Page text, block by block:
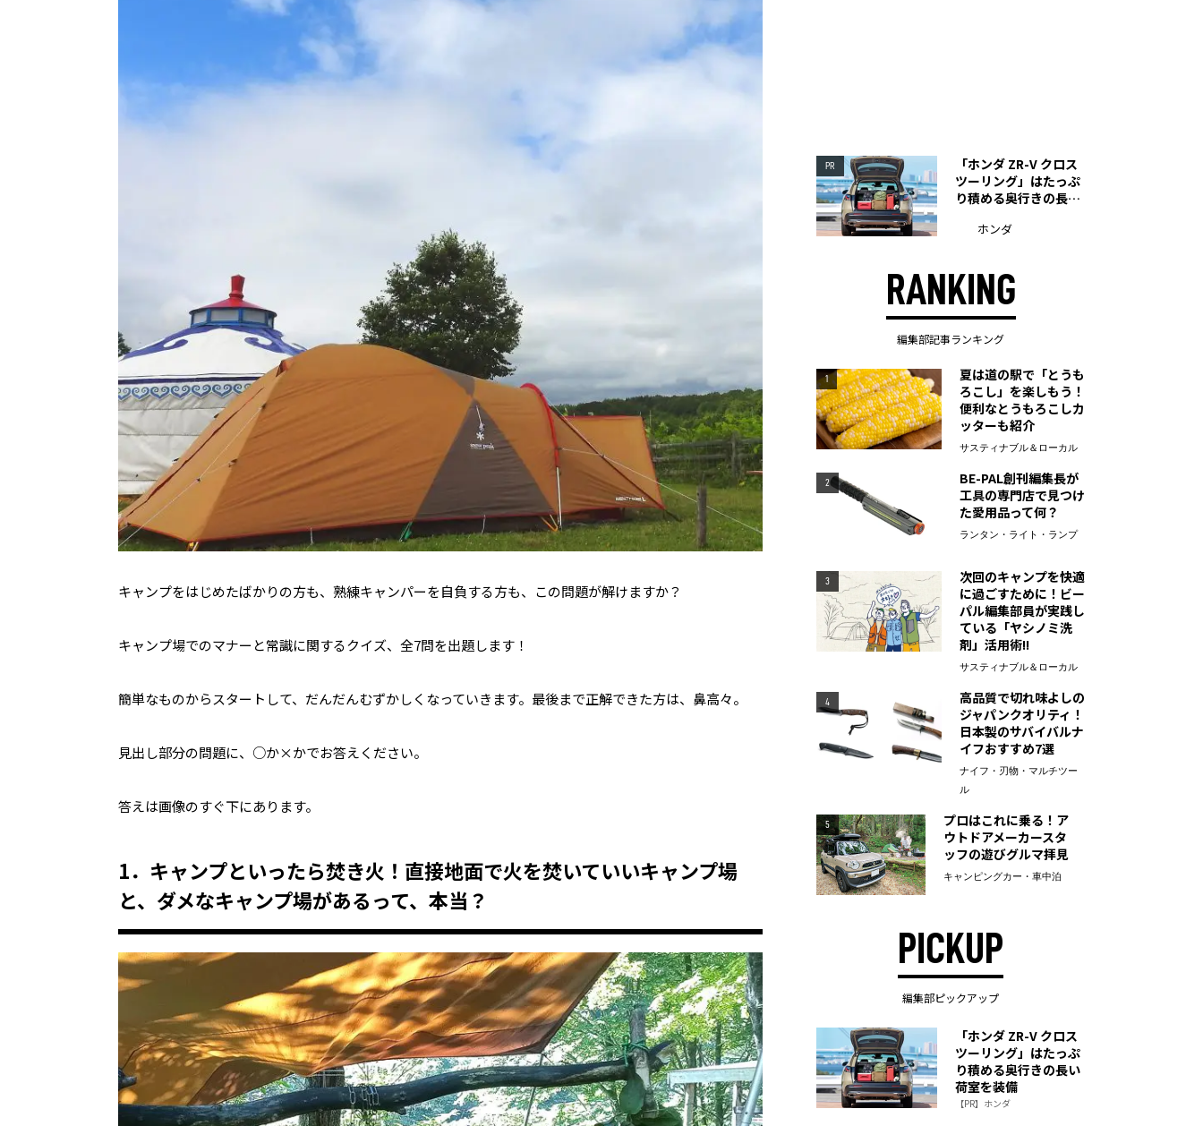
キャンプをはじめたばかりの方も、熟練キャンパーを自負する方も、この問題が解けますか？
キャンプ場でのマナーと常識に関するクイズ、全7問を出題します！
簡単なものからスタートして、だんだんむずかしくなっていきます。最後まで正解できた方は、鼻高々。
見出し部分の問題に、○か×かでお答えください。
答えは画像のすぐ下にあります。
1．キャンプといったら焚き火！直接地面で火を焚いていいキャンプ場
と、ダメなキャンプ場があるって、本当？
PR
「ホンダ ZR-V クロス
ツーリング」はたっぷ
り積める奥行きの長い
ホンダ
RANKING
編集部記事ランキング
1
夏は道の駅で「とうも
ろこし」を楽しもう！
便利なとうもろこしカ
ッターも紹介
サスティナブル＆ローカル
2
BE-PAL創刊編集長が
工具の専門店で見つけ
た愛用品って何？
ランタン・ライト・ランプ
3
次回のキャンプを快適
に過ごすために！ビー
パル編集部員が実践し
ている「ヤシノミ洗
剤」活用術!!
サスティナブル＆ローカル
4
高品質で切れ味よしの
ジャパンクオリティ！
日本製のサバイバルナ
イフおすすめ7選
ナイフ・刃物・マルチツー
ル
5
プロはこれに乗る！ア
ウトドアメーカースタ
ッフの遊びグルマ拝見
キャンピングカー・車中泊
PICKUP
編集部ピックアップ
「ホンダ ZR-V クロス
ツーリング」はたっぷ
り積める奥行きの長い
荷室を装備
【PR】ホンダ